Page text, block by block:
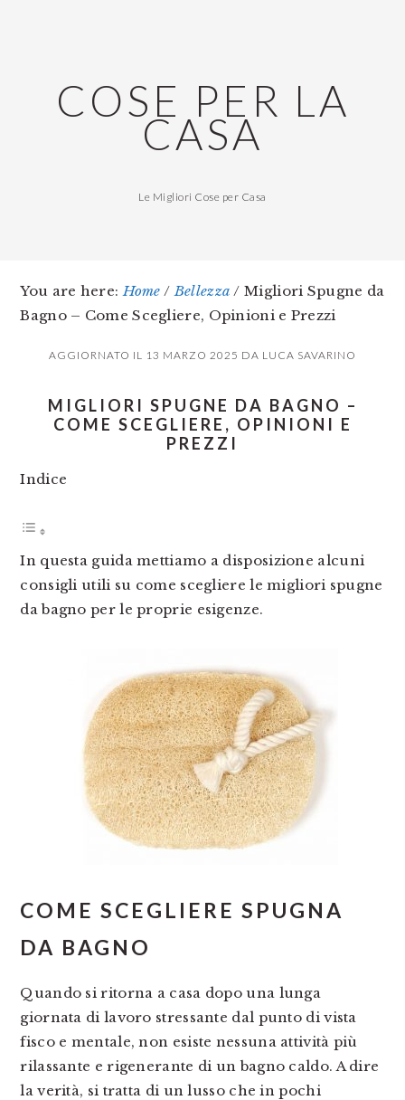
COSE PER LA
CASA
Le Migliori Cose per Casa
You are here:Home / Bellezza / Migliori Spugne da
Bagno – Come Scegliere, Opinioni e Prezzi
AGGIORNATO IL 13 MARZO 2025 DA LUCA SAVARINO
MIGLIORI SPUGNE DA BAGNO –
COME SCEGLIERE, OPINIONI E
PREZZI
Indice
In questa guida mettiamo a disposizione alcuni
consigli utili su come scegliere le migliori spugne
da bagno per le proprie esigenze.
COME SCEGLIERE SPUGNA
DA BAGNO
Quando si ritorna a casa dopo una lunga
giornata di lavoro stressante dal punto di vista
fisco e mentale, non esiste nessuna attività più
rilassante e rigenerante di un bagno caldo. A dire
la verità, si tratta di un lusso che in pochi